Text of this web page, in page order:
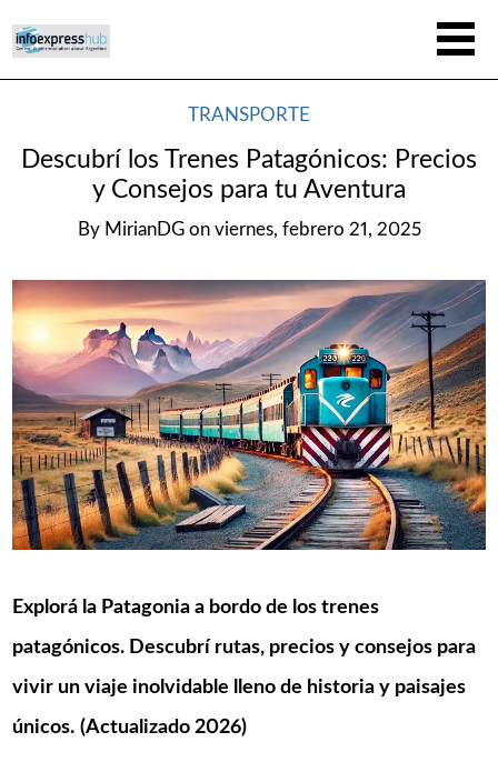
TRANSPORTE
Descubrí los Trenes Patagónicos: Precios
y Consejos para tu Aventura
By MirianDG on viernes, febrero 21, 2025
Explorá la Patagonia a bordo de los trenes
patagónicos. Descubrí rutas, precios y consejos para
vivir un viaje inolvidable lleno de historia y paisajes
únicos. (Actualizado 2026)